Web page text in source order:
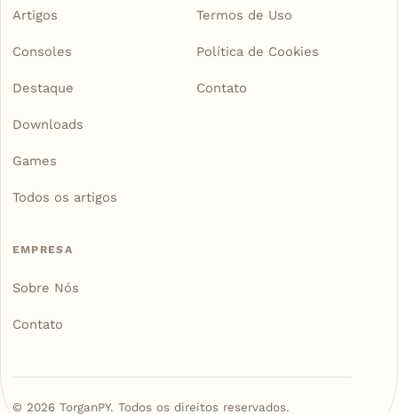
Artigos
Consoles
Destaque
Downloads
Games
Todos os artigos
Termos de Uso
Política de Cookies
Contato
EMPRESA
Sobre Nós
Contato
© 2026TorganPY. Todos os direitos reservados.